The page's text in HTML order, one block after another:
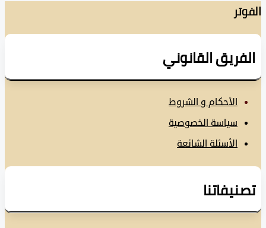
القانوني
الأحكام و الشروط
سياسة الخصوصية
الأسئلة الشائعة